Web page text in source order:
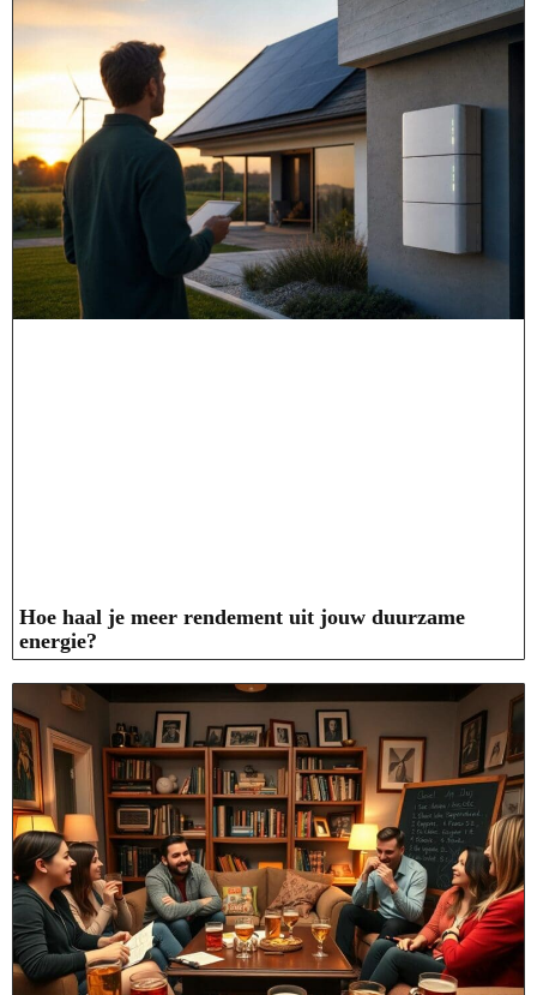
Hoe haal je meer rendement uit jouw duurzame
energie?